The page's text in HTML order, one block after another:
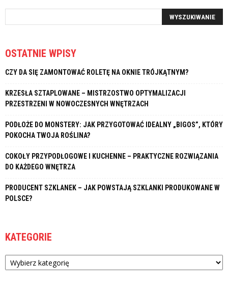
OSTATNIE WPISY
CZY DA SIĘ ZAMONTOWAĆ ROLETĘ NA OKNIE TRÓJKĄTNYM?
KRZESŁA SZTAPLOWANE – MISTRZOSTWO OPTYMALIZACJI
PRZESTRZENI W NOWOCZESNYCH WNĘTRZACH
PODŁOŻE DO MONSTERY: JAK PRZYGOTOWAĆ IDEALNY „BIGOS”, KTÓRY
POKOCHA TWOJA ROŚLINA?
COKOŁY PRZYPODŁOGOWE I KUCHENNE – PRAKTYCZNE ROZWIĄZANIA
DO KAŻDEGO WNĘTRZA
PRODUCENT SZKLANEK – JAK POWSTAJĄ SZKLANKI PRODUKOWANE W
POLSCE?
KATEGORIE
Kategorie